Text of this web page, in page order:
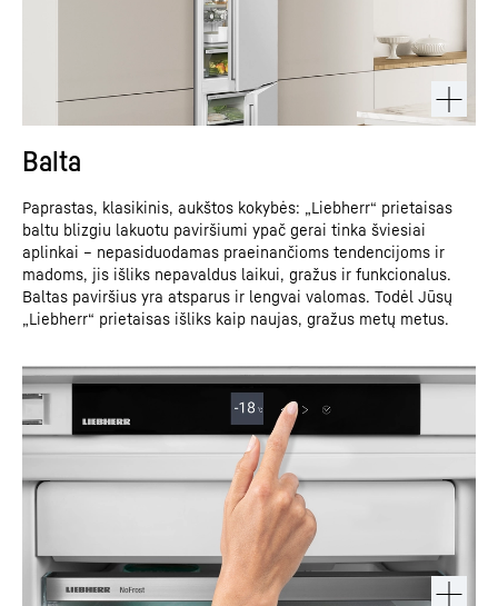
Balta
Paprastas, klasikinis, aukštos kokybės: „Liebherr“ prietaisas
baltu blizgiu lakuotu paviršiumi ypač gerai tinka šviesiai
aplinkai – nepasiduodamas praeinančioms tendencijoms ir
madoms, jis išliks nepavaldus laikui, gražus ir funkcionalus.
Baltas paviršius yra atsparus ir lengvai valomas. Todėl Jūsų
„Liebherr“ prietaisas išliks kaip naujas, gražus metų metus.